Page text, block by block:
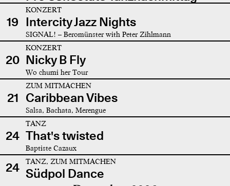
19
KONZERT
Intercity Jazz Nights
SIGNAL! – Beromünster with Peter Zihlmann
20
KONZERT
Nicky B Fly
Wo chumi her Tour
21
ZUM MITMACHEN
Caribbean Vibes
Salsa, Bachata, Merengue
24
TANZ
That's twisted
Baptiste Cazaux
24 TANZ, ZUM MITMACHEN
Südpol Dance